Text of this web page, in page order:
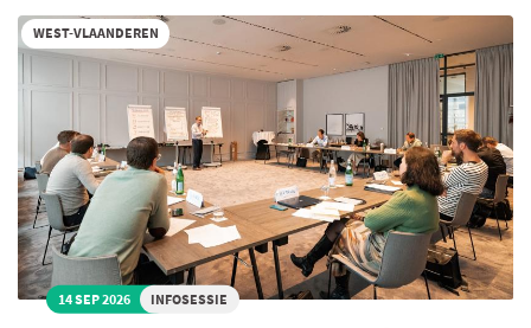
WEST-VLAANDEREN
14 SEP 2026 INFOSESSIE